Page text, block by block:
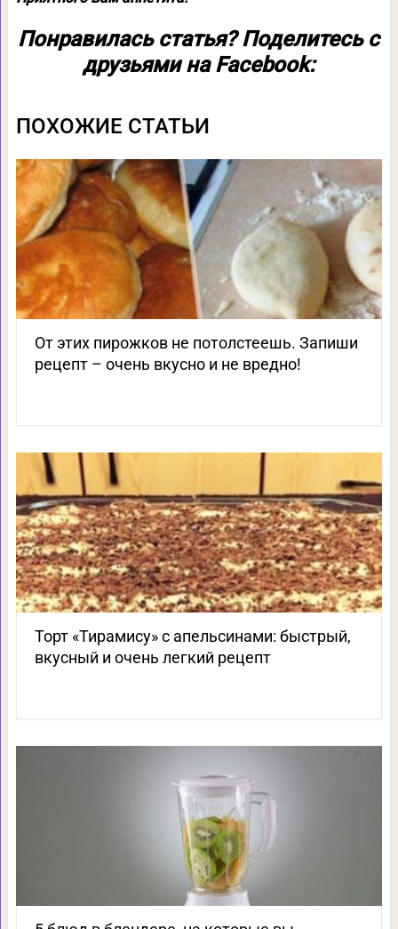
Понравилась статья? Поделитесь с
друзьями на Facebook:
ПОХОЖИЕ СТАТЬИ
От этих пирожков не потолстеешь. Запиши
рецепт – очень вкусно и не вредно!
Торт «Тирамису» с апельсинами: быстрый,
вкусный и очень легкий рецепт